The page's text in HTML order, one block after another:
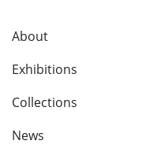
About
Exhibitions
Collections
News